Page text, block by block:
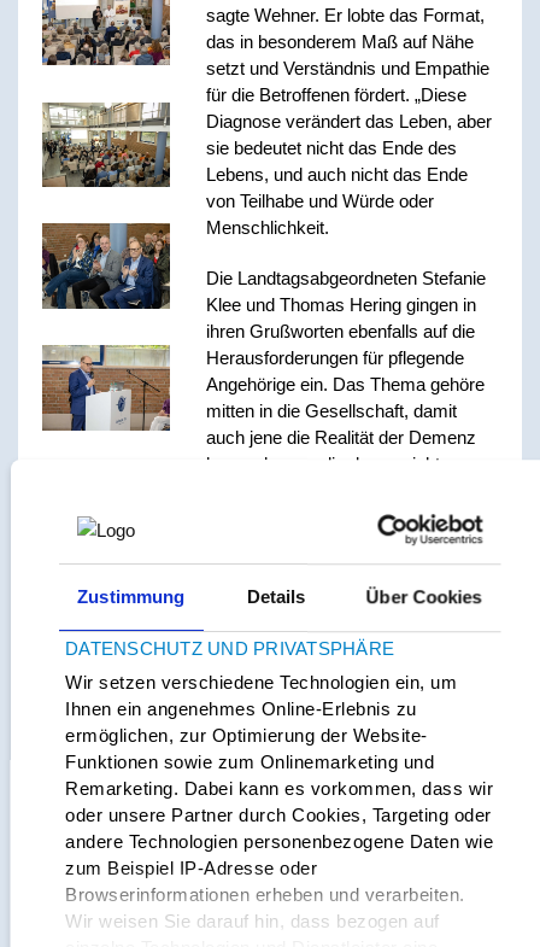
Zustimmung Details Über Cookies
DATENSCHUTZ UND PRIVATSPHÄRE
Wir setzen verschiedene Technologien ein, um
Ihnen ein angenehmes Online-Erlebnis zu
ermöglichen, zur Optimierung der Website-
Funktionen sowie zum Onlinemarketing und
Remarketing. Dabei kann es vorkommen, dass wir
oder unsere Partner durch Cookies, Targeting oder
andere Technologien personenbezogene Daten wie
zum Beispiel IP-Adresse oder
Browserinformationen erheben und verarbeiten.
Wir weisen Sie darauf hin, dass bezogen auf
sagte Wehner. Er lobte das Format,
das in besonderem Maß auf Nähe
setzt und Verständnis und Empathie
für die Betroffenen fördert. „Diese
Diagnose verändert das Leben, aber
sie bedeutet nicht das Ende des
Lebens, und auch nicht das Ende
von Teilhabe und Würde oder
Menschlichkeit.
Die Landtagsabgeordneten Stefanie
Klee und Thomas Hering gingen in
ihren Grußworten ebenfalls auf die
Herausforderungen für pflegende
Angehörige ein. Das Thema gehöre
mitten in die Gesellschaft, damit
auch jene die Realität der Demenz
kennenlernen, die davon nicht
Sensibilisierung hilft auch den
Angehörigen“, betonten beide.
Die rund 400 Besucher informierten
deren Angebot und eine Auswahl
praktischer Alltagshilfen von Spielen
bis zu technischen Hilfsmitteln. In
der angrenzenden Cafeteria erhielten
die Gäste bei vier fachlichen
Vorträgen die Möglichkeit ihr Wissen
rund um Demenz zu erweitern und
Fragen zu stellen. Ergänzt wurde
das Angebot durch kostenfreie
Workshops der Hochschule Fulda
zur körperlichen Aktivierung von